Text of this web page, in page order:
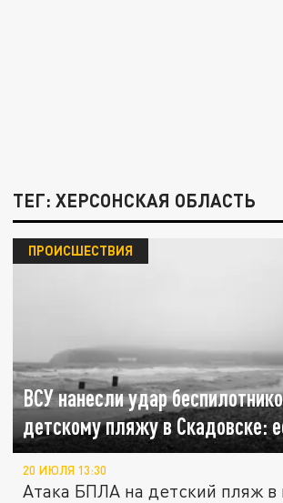
ТЕГ: ХЕРСОНСКАЯ ОБЛАСТЬ
ВСУ нанесли удар
детскому пляжу в Скадовске:
ПРОИСШЕСТВИЯ
20 ИЮЛЯ 13:30
Атака БПЛА на детский пляж в